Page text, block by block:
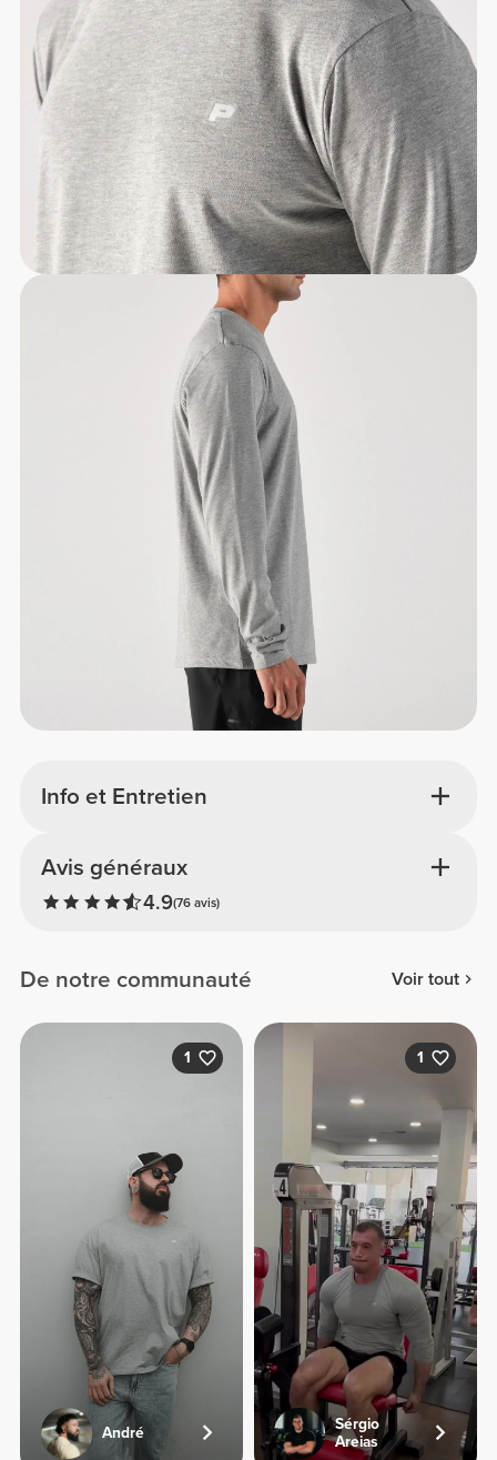
Info et Entretien
Avis généraux
4.9(76 avis)
De notre communauté Voir tout
1
André
1
Sérgio
Areias